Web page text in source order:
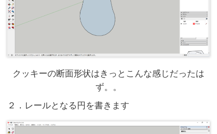
クッキーの断面形状はきっとこんな感じだったは
ず。。
２．レールとなる円を書きます